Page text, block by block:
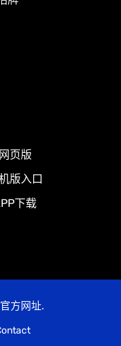
页版
版入口
下载
方网址.